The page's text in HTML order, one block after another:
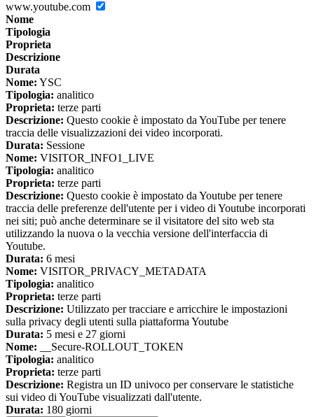
www.youtube.com
Nome
Tipologia
Proprieta
Descrizione
Durata
Nome: YSC
Tipologia: analitico
Proprieta: terze parti
Descrizione: Questo cookie è impostato da YouTube per tenere
traccia delle visualizzazioni dei video incorporati.
Durata: Sessione
Nome: VISITOR_INFO1_LIVE
Tipologia: analitico
Proprieta: terze parti
Descrizione: Questo cookie è impostato da Youtube per tenere
traccia delle preferenze dell'utente per i video di Youtube incorporati
nei siti; può anche determinare se il visitatore del sito web sta
utilizzando la nuova o la vecchia versione dell'interfaccia di
Youtube.
Durata: 6 mesi
Nome: VISITOR_PRIVACY_METADATA
Tipologia: analitico
Proprieta: terze parti
Descrizione: Utilizzato per tracciare e arricchire le impostazioni
sulla privacy degli utenti sulla piattaforma Youtube
Durata: 5 mesi e 27 giorni
Nome: __Secure-ROLLOUT_TOKEN
Tipologia: analitico
Proprieta: terze parti
Descrizione: Registra un ID univoco per conservare le statistiche
sui video di YouTube visualizzati dall'utente.
Durata: 180 giorni